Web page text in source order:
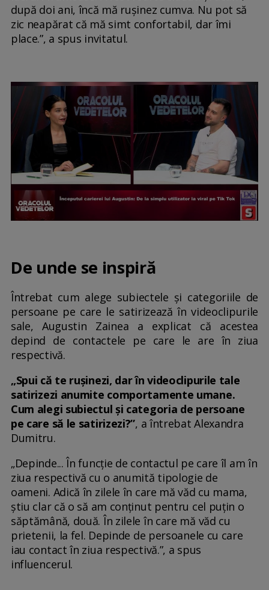
după doi ani, încă mă rușinez cumva. Nu pot să
zic neapărat că mă simt confortabil, dar îmi
place.”, a spus invitatul.
De unde se inspiră
Întrebat cum alege subiectele și categoriile de
persoane pe care le satirizează în videoclipurile
sale, Augustin Zainea a explicat că acestea
depind de contactele pe care le are în ziua
respectivă.
„Spui că te rușinezi, dar în videoclipurile tale
satirizezi anumite comportamente umane.
Cum alegi subiectul și categoria de persoane
pe care să le satirizezi?”, a întrebat Alexandra
Dumitru.
„Depinde... În funcție de contactul pe care îl am în
ziua respectivă cu o anumită tipologie de
oameni. Adică în zilele în care mă văd cu mama,
știu clar că o să am conținut pentru cel puțin o
săptămână, două. În zilele în care mă văd cu
prietenii, la fel. Depinde de persoanele cu care
iau contact în ziua respectivă.”, a spus
influencerul.